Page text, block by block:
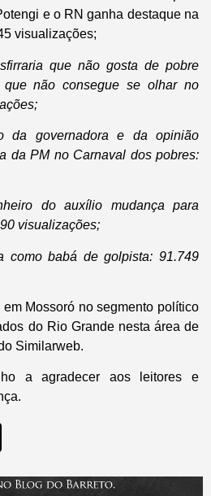
e o RN ganha destaque na
visualizações;
que não gosta de pobre
não consegue se olhar no
da governadora e da opinião
da PM no Carnaval dos pobres:
do auxílio mudança para
visualizações;
como babá de golpista: 91.749
Mossoró no segmento político
do Rio Grande nesta área de
Similarweb.
a agradecer aos leitores e